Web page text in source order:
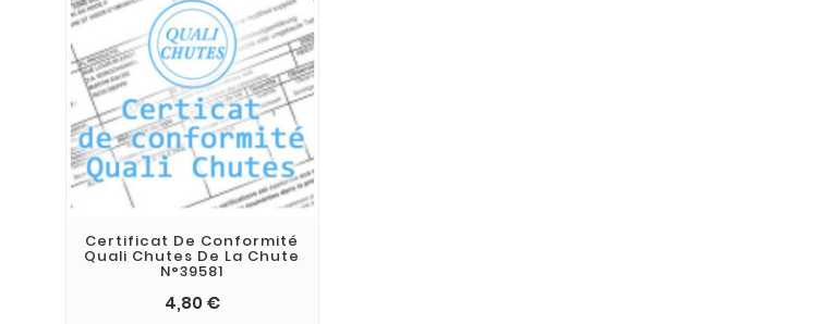
Certificat De Conformité
Quali Chutes De La Chute
N°39581
4,80 €